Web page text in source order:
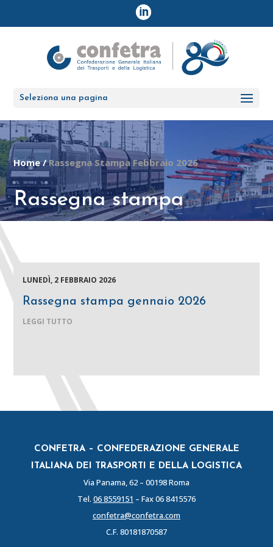
Seleziona una pagina
Home/Rassegna Stampa Febbraio 2026
Rassegna stampa
LUNEDÌ, 2 FEBBRAIO 2026
Rassegna stampa gennaio 2026
LEGGI TUTTO
CONFETRA – CONFEDERAZIONE GENERALE
ITALIANA DEI TRASPORTI E DELLA LOGISTICA
Via Panama, 62 – 00198 Roma
Tel. 06 8559151 – Fax 06 8415576
confetra@confetra.com
C.F. 80181870587